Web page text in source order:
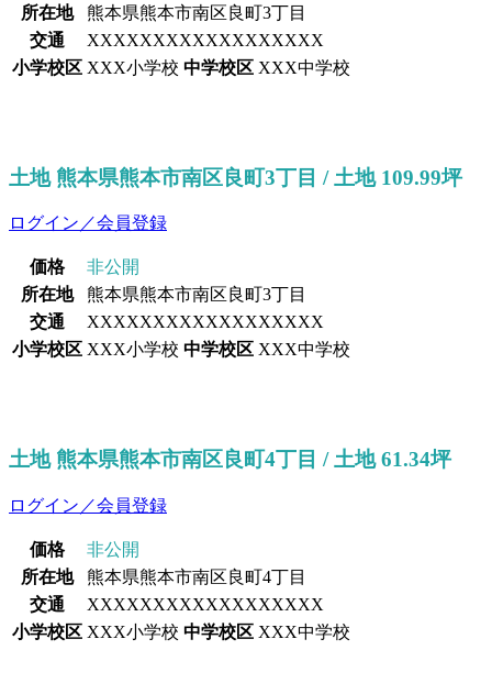
所在地
熊本県熊本市南区良町3丁目
交通
XXXXXXXXXXXXXXXXXX
小学校区 XXX小学校 中学校区 XXX中学校
土地 熊本県熊本市南区良町3丁目 / 土地 109.99坪
ログイン／会員登録
価格
非公開
所在地
熊本県熊本市南区良町3丁目
交通
XXXXXXXXXXXXXXXXXX
小学校区 XXX小学校 中学校区 XXX中学校
土地 熊本県熊本市南区良町4丁目 / 土地 61.34坪
ログイン／会員登録
価格
非公開
所在地
熊本県熊本市南区良町4丁目
交通
XXXXXXXXXXXXXXXXXX
小学校区 XXX小学校 中学校区 XXX中学校